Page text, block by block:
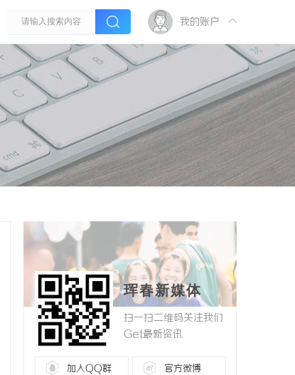
我的账户
珲春新媒体
扫一扫二维码关注我们
Get最新资讯
加入QQ群 官方微博